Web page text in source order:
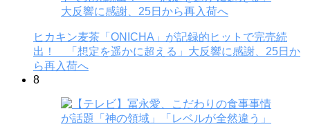
ヒカキン麦茶「ONICHA」が記録的ヒットで完売続
出！ 「想定を遥かに超える」大反響に感謝、25日か
ら再入荷へ
8